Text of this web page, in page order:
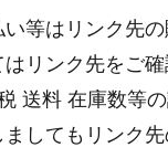
等はリンク先
リンク先をご
送料 在庫数等
してもリンク